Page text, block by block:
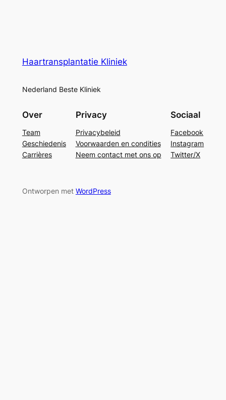
Haartransplantatie Kliniek
Nederland Beste Kliniek
Over
Team
Geschiedenis
Carrières
Privacy
Privacybeleid
Voorwaarden en condities
Neem contact met ons op
Sociaal
Facebook
Instagram
Twitter/X
Ontworpen met WordPress